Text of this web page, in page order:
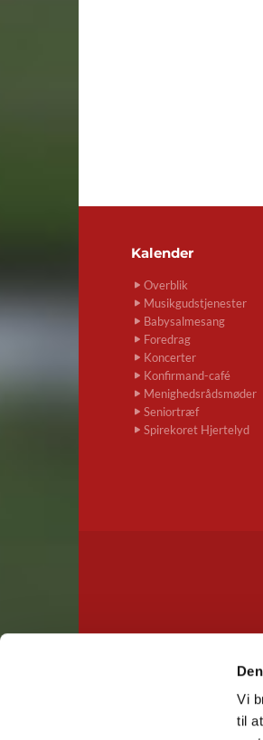
Vi
til
Kalender
Overblik
Musikgudstjenester
Babysalmesang
Foredrag
Koncerter
Konfirmand-café
Menighedsrådsmøder
Seniortræf
Spirekoret Hjertelyd